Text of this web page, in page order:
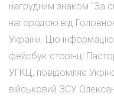
нагрудним знаком "За
нагородою від
України. Цю інформацію
фейсбук-сторінці
УГКЦ, повідомляє
військовий ЗСУ